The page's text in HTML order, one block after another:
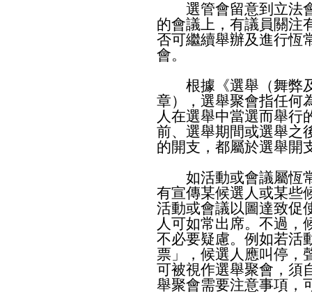
選管會留意到立法會
的會議上，有議員關注
否可繼續舉辦及進行恆
會。
根據《選舉（舞弊及
章），選舉聚會指任何
人在選舉中當選而舉行
前、選舉期間或選舉之
的開支，都屬於選舉開
如活動或會議屬恆常
有宣傳某候選人或某些
活動或會議以圖達致促
人可如常出席。不過，
不必要疑慮。例如若活
票」，候選人應叫停，
可被視作選舉聚會，須
舉聚會需要注意事項，